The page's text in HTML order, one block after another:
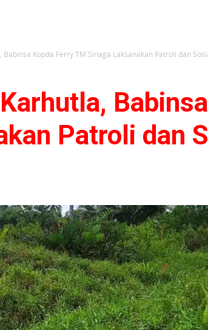
Kopda Ferry TM Sinaga Laksanakan Patroli dan
Patroli dan